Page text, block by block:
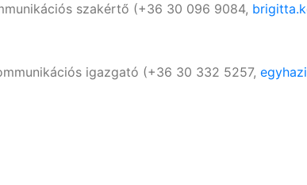
szakértő (+36 30 096 9084,
igazgató (+36 30 332 5257,